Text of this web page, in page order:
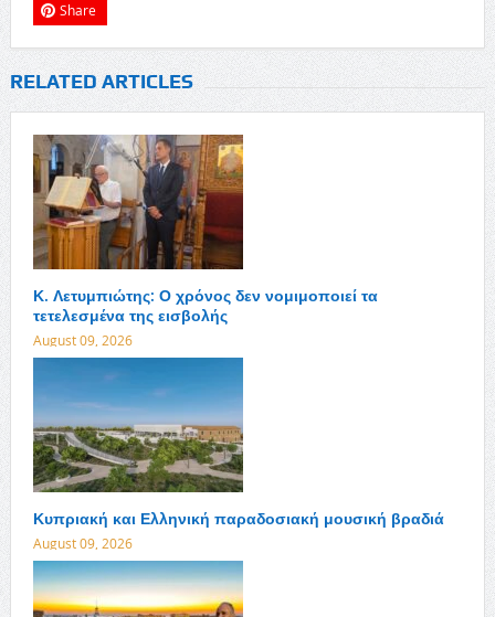
Share
RELATED ARTICLES
Κ. Λετυμπιώτης: Ο χρόνος δεν νομιμοποιεί τα
τετελεσμένα της εισβολής
August 09, 2026
Κυπριακή και Ελληνική παραδοσιακή μουσική βραδιά
August 09, 2026